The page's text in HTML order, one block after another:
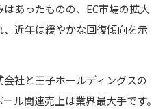
あったものの、EC市場の拡大
近年は緩やかな回復傾向を示
社と王子ホールディングスの
ル関連売上は業界最大手です。